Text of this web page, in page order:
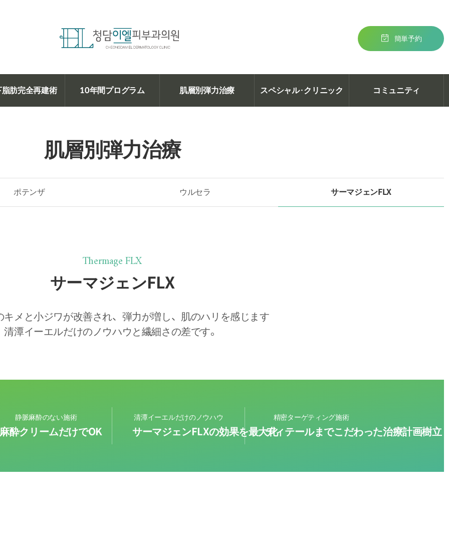
簡単予約
肪完全再建術 10年間プログラム 肌層別弾力治療 スペシャル·クリニック コミュニティ
肌層別弾力治療
ポテンザ ウルセラ サーマジェンFLX
Thermage FLX
サーマジェンFLX
キメと小ジワが改善され、弾力が増し、肌のハリを感じます
清潭イーエルだけのノウハウと繊細さの差です。
静脈麻酔のない施術
麻酔クリームだけでOK
清潭イーエルだけのノウハウ
サーマジェンFLXの効果を最大化
精密ターゲティング施術
ディテールまでこだわった治療計画樹立